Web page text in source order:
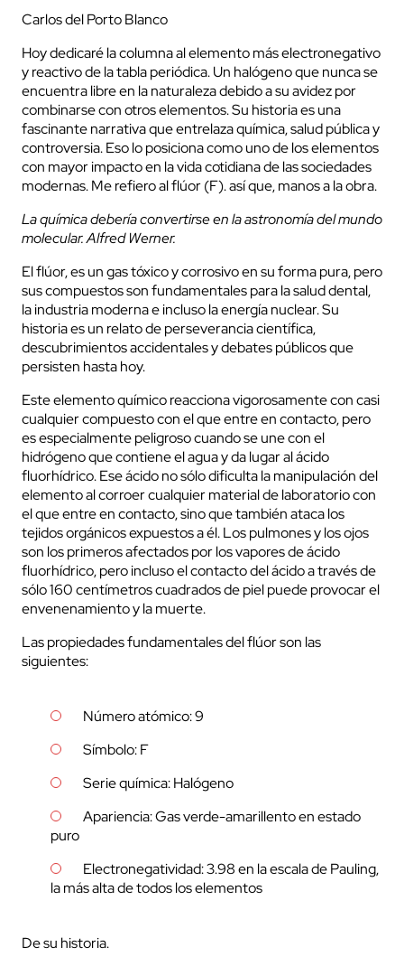
Carlos del Porto Blanco
Hoy dedicaré la columna al elemento más electronegativo
y reactivo de la tabla periódica. Un halógeno que nunca se
encuentra libre en la naturaleza debido a su avidez por
combinarse con otros elementos. Su historia es una
fascinante narrativa que entrelaza química, salud pública y
controversia. Eso lo posiciona como uno de los elementos
con mayor impacto en la vida cotidiana de las sociedades
modernas. Me refiero al flúor (F). así que, manos a la obra.
La química debería convertirse en la astronomía del mundo
molecular. Alfred Werner.
El flúor, es un gas tóxico y corrosivo en su forma pura, pero
sus compuestos son fundamentales para la salud dental,
la industria moderna e incluso la energía nuclear. Su
historia es un relato de perseverancia científica,
descubrimientos accidentales y debates públicos que
persisten hasta hoy.
Este elemento químico reacciona vigorosamente con casi
cualquier compuesto con el que entre en contacto, pero
es especialmente peligroso cuando se une con el
hidrógeno que contiene el agua y da lugar al ácido
fluorhídrico. Ese ácido no sólo dificulta la manipulación del
elemento al corroer cualquier material de laboratorio con
el que entre en contacto, sino que también ataca los
tejidos orgánicos expuestos a él. Los pulmones y los ojos
son los primeros afectados por los vapores de ácido
fluorhídrico, pero incluso el contacto del ácido a través de
sólo 160 centímetros cuadrados de piel puede provocar el
envenenamiento y la muerte.
Las propiedades fundamentales del flúor son las
siguientes:
Número atómico: 9
Símbolo: F
Serie química: Halógeno
Apariencia: Gas verde-amarillento en estado
puro
Electronegatividad: 3.98 en la escala de Pauling,
la más alta de todos los elementos
De su historia.